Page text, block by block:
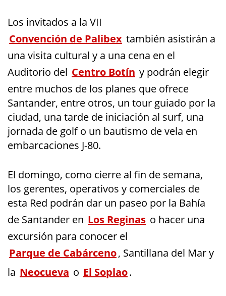
Los invitados a la VII
Convención de Palibex también asistirán a
una visita cultural y a una cena en el
Auditorio del Centro Botín y podrán elegir
entre muchos de los planes que ofrece
Santander, entre otros, un tour guiado por la
ciudad, una tarde de iniciación al surf, una
jornada de golf o un bautismo de vela en
embarcaciones J-80.
El domingo, como cierre al fin de semana,
los gerentes, operativos y comerciales de
esta Red podrán dar un paseo por la Bahía
de Santander en Los Reginas o hacer una
excursión para conocer el
Parque de Cabárceno, Santillana del Mar y
la Neocueva o El Soplao.